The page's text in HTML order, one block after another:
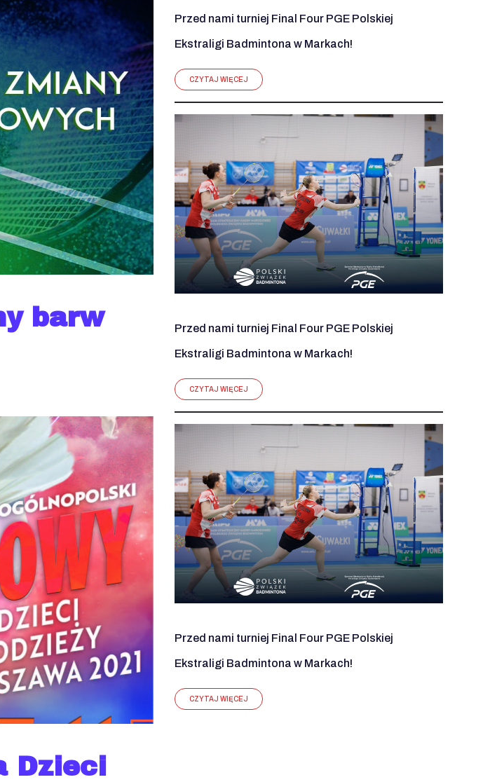
barw
Dzieci
Przed nami turniej Final Four PGE Polskiej
Ekstraligi Badmintona w Markach!
CZYTAJ WIĘCEJ
Przed nami turniej Final Four PGE Polskiej
Ekstraligi Badmintona w Markach!
CZYTAJ WIĘCEJ
Przed nami turniej Final Four PGE Polskiej
Ekstraligi Badmintona w Markach!
CZYTAJ WIĘCEJ